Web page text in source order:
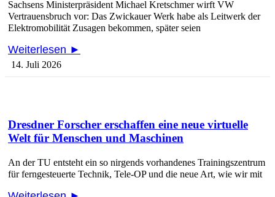
Sachsens Ministerpräsident Michael Kretschmer wirft VW
Vertrauensbruch vor: Das Zwickauer Werk habe als Leitwerk der
Elektromobilität Zusagen bekommen, später seien
Weiterlesen ►
14. Juli 2026
Dresdner Forscher erschaffen eine neue virtuelle
Welt für Menschen und Maschinen
An der TU entsteht ein so nirgends vorhandenes Trainingszentrum
für ferngesteuerte Technik, Tele-OP und die neue Art, wie wir mit